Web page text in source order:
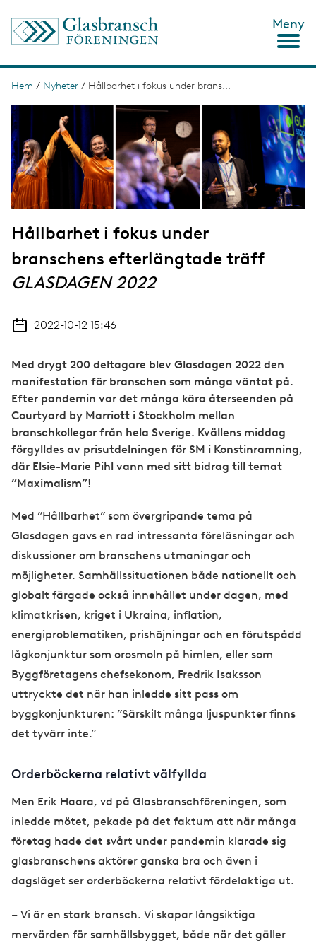
Meny
L
ä
n
k
s
t
g
Hem / Nyheter / Hållbarhet i fokus under brans...
I
m
a
g
e
Hållbarhet i fokus under
branschens efterlängtade träff
GLASDAGEN 2022
2022-10-12 15:46
Med drygt 200 deltagare blev Glasdagen 2022 den
manifestation för branschen som många väntat på.
Efter pandemin var det många kära återseenden på
Courtyard by Marriott i Stockholm mellan
branschkollegor från hela Sverige. Kvällens middag
förgylldes av prisutdelningen för SM i Konstinramning,
där Elsie-Marie Pihl vann med sitt bidrag till temat
”Maximalism”!
Med ”Hållbarhet” som övergripande tema på
Glasdagen gavs en rad intressanta föreläsningar och
diskussioner om branschens utmaningar och
möjligheter. Samhällssituationen både nationellt och
globalt färgade också innehållet under dagen, med
klimatkrisen, kriget i Ukraina, inflation,
energiproblematiken, prishöjningar och en förutspådd
lågkonjunktur som orosmoln på himlen, eller som
Byggföretagens chefsekonom, Fredrik Isaksson
uttryckte det när han inledde sitt pass om
byggkonjunkturen: ”Särskilt många ljuspunkter finns
det tyvärr inte.”
Orderböckerna relativt välfyllda
Men Erik Haara, vd på Glasbranschföreningen, som
inledde mötet, pekade på det faktum att när många
företag hade det svårt under pandemin klarade sig
glasbranschens aktörer ganska bra och även i
dagsläget ser orderböckerna relativt fördelaktiga ut.
– Vi är en stark bransch. Vi skapar långsiktiga
mervärden för samhällsbygget, både när det gäller